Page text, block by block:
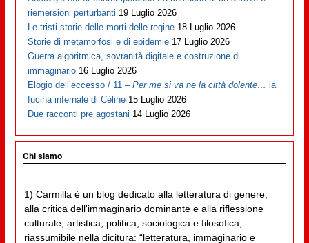
riemersioni perturbanti 19 Luglio 2026
Le tristi storie delle morti delle regine 18 Luglio 2026
Storie di metamorfosi e di epidemie 17 Luglio 2026
Guerra algoritmica, sovranità digitale e costruzione di
immaginario 16 Luglio 2026
Elogio dell’eccesso / 11 –Per me si va ne la città dolente… la
fucina infernale di Cèline 15 Luglio 2026
Due racconti pre agostani 14 Luglio 2026
Chi siamo
1) Carmilla è un blog dedicato alla letteratura di genere,
alla critica dell'immaginario dominante e alla riflessione
culturale, artistica, politica, sociologica e filosofica,
riassumibile nella dicitura: “letteratura, immaginario e